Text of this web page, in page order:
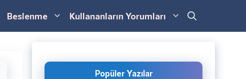
Beslenme Kullananların Yorumları
Popüler Yazılar